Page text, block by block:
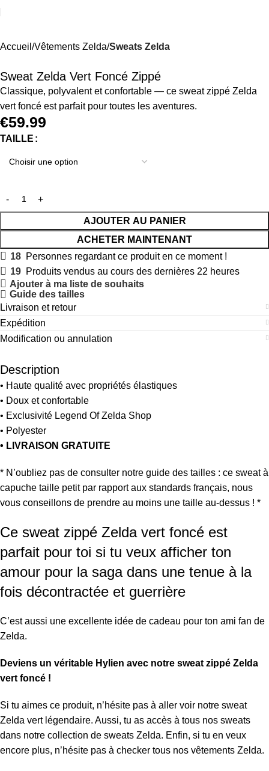
Accueil Vêtements Zelda Sweats Zelda
Sweat Zelda Vert Foncé Zippé
Classique, polyvalent et confortable — ce sweat zippé Zelda
vert foncé est parfait pour toutes les aventures.
€59.99
TAILLE
AJOUTER AU PANIER
ACHETER MAINTENANT
18 Personnes regardant ce produit en ce moment !
19 Produits vendus au cours des dernières 22 heures
Ajouter à ma liste de souhaits
Guide des tailles
Livraison et retour
Expédition
Modification ou annulation
Description
• Haute qualité avec propriétés élastiques
• Doux et confortable
• Exclusivité Legend Of Zelda Shop
• Polyester
• LIVRAISON GRATUITE
* N’oubliez pas de consulter notre guide des tailles : ce sweat à
capuche taille petit par rapport aux standards français, nous
vous conseillons de prendre au moins une taille au-dessus ! *
Ce sweat zippé Zelda vert foncé est
parfait pour toi si tu veux afficher ton
amour pour la saga dans une tenue à la
fois décontractée et guerrière
C’est aussi une excellente idée de cadeau pour ton ami fan de
Zelda.
Deviens un véritable Hylien avec notre sweat zippé Zelda
vert foncé !
Si tu aimes ce produit, n’hésite pas à aller voir notre sweat
Zelda vert légendaire. Aussi, tu as accès à tous nos sweats
dans notre collection de sweats Zelda. Enfin, si tu en veux
encore plus, n’hésite pas à checker tous nos vêtements Zelda.